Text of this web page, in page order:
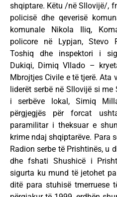
shqiptare. Këtu /në Sllovijë/,
policisë dhe qeverisë
komunale Nikola Iliq,
policore në Lypjan, Stevo
Toshiq dhe inspektori i
Dukiqi, Dimiq Vllado –
Mbrojtjes Civile e të tjerë.
liderët serbë në Sllovijë si
i serbëve lokal, Simiq
përgjegjës për forcat
paramilitar i theksuar e
krime ndaj shqiptarëve. Para
Radion serbe të Prishtinës, u
dhe fshati Shushicë i
sigurta ku mund të jetohet
ditë para stuhisë tmerruese